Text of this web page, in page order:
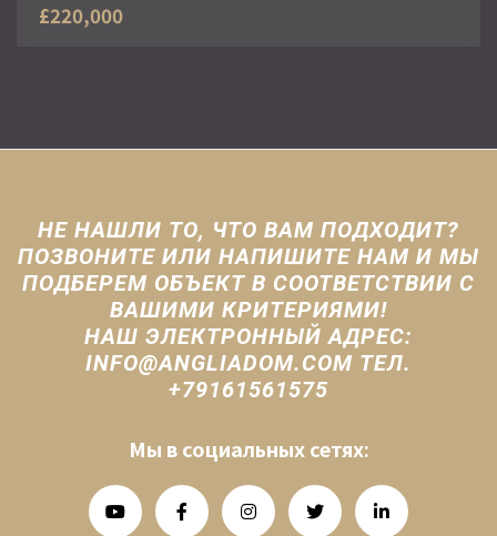
£220,000
НЕ НАШЛИ ТО, ЧТО ВАМ ПОДХОДИТ?
ПОЗВОНИТЕ ИЛИ НАПИШИТЕ НАМ И МЫ
ПОДБЕРЕМ ОБЪЕКТ В СООТВЕТСТВИИ С
ВАШИМИ КРИТЕРИЯМИ!
НАШ ЭЛЕКТРОННЫЙ АДРЕС:
INFO@ANGLIADOM.COM ТЕЛ.
+79161561575
Мы в социальных сетях: